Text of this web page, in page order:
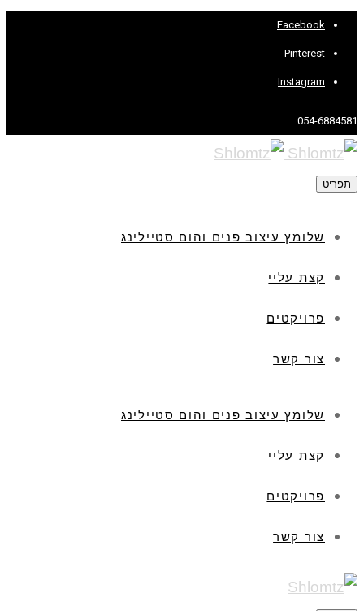
Facebook
Pinterest
Instagram
054-6884581
תפריט
שלומץ עיצוב פנים והום סטיילינג
קצת עליי
פרויקטים
צור קשר
שלומץ עיצוב פנים והום סטיילינג
קצת עליי
פרויקטים
צור קשר